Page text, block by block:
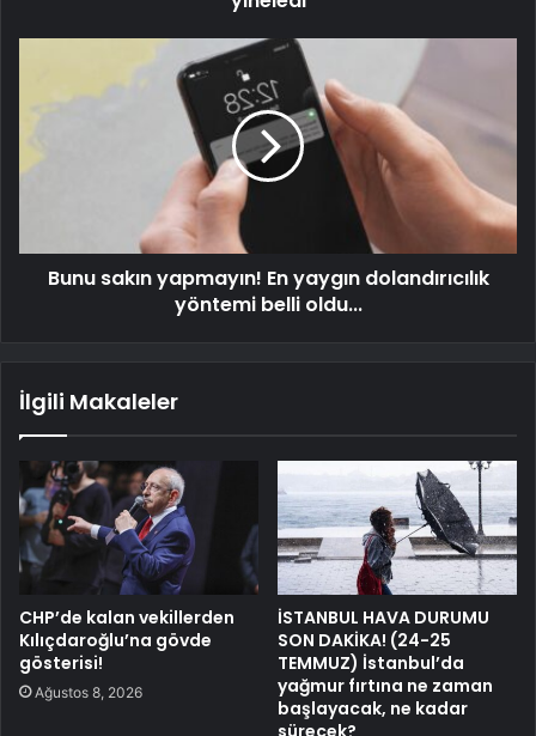
Bunu sakın yapmayın! En yaygın dolandırıcılık
yöntemi belli oldu...
İlgili Makaleler
CHP’de kalan vekillerden
Kılıçdaroğlu’na gövde
gösterisi!
Ağustos 8, 2026
İSTANBUL HAVA DURUMU
SON DAKİKA! (24-25
TEMMUZ) İstanbul’da
yağmur fırtına ne zaman
başlayacak, ne kadar